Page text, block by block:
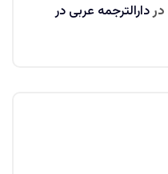
دردارالترجمه عربی در